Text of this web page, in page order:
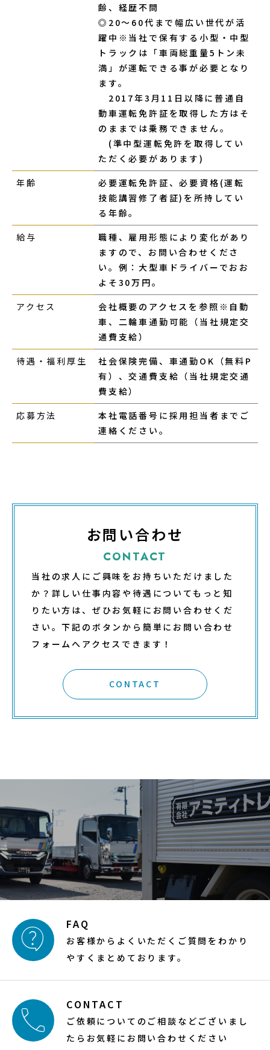
齢、経歴不問
◎20～60代まで幅広い世代が活
躍中※当社で保有する小型・中型
トラックは「車両総重量5トン未
満」が運転できる事が必要となり
ます。
2017年3月11日以降に普通自
動車運転免許証を取得した方はそ
のままでは乗務できません。
(準中型運転免許を取得してい
ただく必要があります)
年齢
必要運転免許証、必要資格(運転
技能講習修了者証)を所持してい
る年齢。
給与
職種、雇用形態により変化があり
ますので、お問い合わせくださ
い。例：大型車ドライバーでおお
よそ30万円。
アクセス
会社概要のアクセスを参照※自動
車、二輪車通勤可能（当社規定交
通費支給）
待遇・福利厚生
社会保険完備、車通勤OK（無料P
有）、交通費支給（当社規定交通
費支給）
応募方法
本社電話番号に採用担当者までご
連絡ください。
お問い合わせ
CONTACT
当社の求人にご興味をお持ちいただけました
か？詳しい仕事内容や待遇についてもっと知
りたい方は、ぜひお気軽にお問い合わせくだ
さい。下記のボタンから簡単にお問い合わせ
フォームへアクセスできます！
CONTACT
 FAQ
お客様からよくいただくご質問をわかり
やすくまとめております。
 CONTACT
ご依頼についてのご相談などございまし
たらお気軽にお問い合わせください